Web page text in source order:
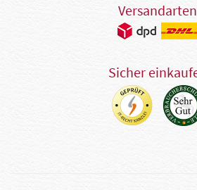
Versandarten
Sicher